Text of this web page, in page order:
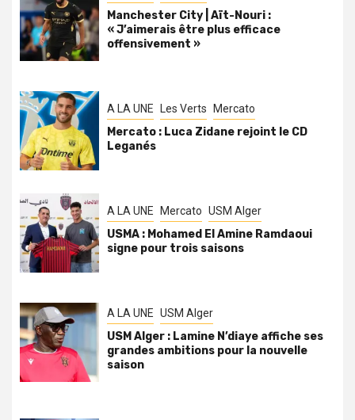
Manchester City | Aït-Nouri :
« J’aimerais être plus efficace
offensivement »
A LA UNE Les Verts Mercato
Mercato : Luca Zidane rejoint le CD
Leganés
A LA UNE Mercato USM Alger
USMA : Mohamed El Amine Ramdaoui
signe pour trois saisons
A LA UNE USM Alger
USM Alger : Lamine N’diaye affiche ses
grandes ambitions pour la nouvelle
saison